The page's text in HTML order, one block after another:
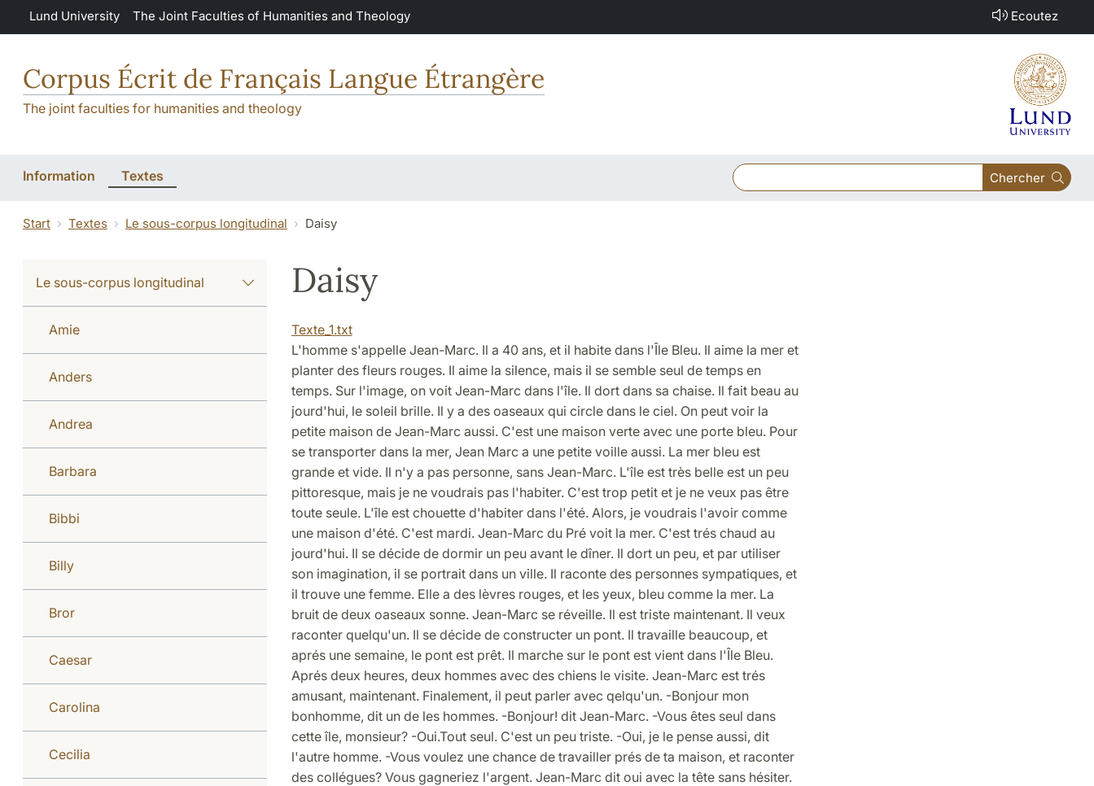
Skip to main content
Lund University The Joint Faculties of Humanities and Theology Ecoutez
Corpus Écrit de Français Langue Étrangère
The joint faculties for humanities and theology
Information Textes Chercher
Start Textes Le sous-corpus longitudinal Daisy
Le sous-corpus longitudinal
Amie
Anders
Andrea
Barbara
Bibbi
Billy
Bror
Caesar
Carolina
Cecilia
Daisy
Texte_1.txt
L'homme s'appelle Jean-Marc. Il a 40 ans, et il habite dans l'Île Bleu. Il aime la mer et
planter des fleurs rouges. Il aime la silence, mais il se semble seul de temps en
temps. Sur l'image, on voit Jean-Marc dans l'île. Il dort dans sa chaise. Il fait beau au
jourd'hui, le soleil brille. Il y a des oaseaux qui circle dans le ciel. On peut voir la
petite maison de Jean-Marc aussi. C'est une maison verte avec une porte bleu. Pour
se transporter dans la mer, Jean Marc a une petite voille aussi. La mer bleu est
grande et vide. Il n'y a pas personne, sans Jean-Marc. L'île est très belle est un peu
pittoresque, mais je ne voudrais pas l'habiter. C'est trop petit et je ne veux pas être
toute seule. L'île est chouette d'habiter dans l'été. Alors, je voudrais l'avoir comme
une maison d'été. C'est mardi. Jean-Marc du Pré voit la mer. C'est trés chaud au
jourd'hui. Il se décide de dormir un peu avant le dîner. Il dort un peu, et par utiliser
son imagination, il se portrait dans un ville. Il raconte des personnes sympatiques, et
il trouve une femme. Elle a des lèvres rouges, et les yeux, bleu comme la mer. La
bruit de deux oaseaux sonne. Jean-Marc se réveille. Il est triste maintenant. Il veux
raconter quelqu'un. Il se décide de constructer un pont. Il travaille beaucoup, et
aprés une semaine, le pont est prêt. Il marche sur le pont est vient dans l'Île Bleu.
Aprés deux heures, deux hommes avec des chiens le visite. Jean-Marc est trés
amusant, maintenant. Finalement, il peut parler avec qelqu'un. -Bonjour mon
bonhomme, dit un de les hommes. -Bonjour! dit Jean-Marc. -Vous êtes seul dans
cette île, monsieur? -Oui.Tout seul. C'est un peu triste. -Oui, je le pense aussi, dit
l'autre homme. -Vous voulez une chance de travailler prés de ta maison, et raconter
des collégues? Vous gagneriez l'argent. Jean-Marc dit oui avec la tête sans hésiter.